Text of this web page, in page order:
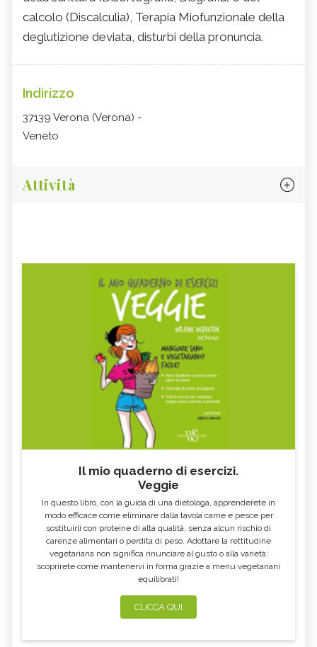
calcolo (Discalculia), Terapia Miofunzionale della
deglutizione deviata, disturbi della pronuncia.
Indirizzo
37139 Verona (Verona) -
Veneto
Attività
Il mio quaderno di esercizi.
Veggie
In questo libro, con la guida di una dietologa, apprenderete in
modo efficace come eliminare dalla tavola carne e pesce per
sostituirli con proteine di alta qualità, senza alcun rischio di
carenze alimentari o perdita di peso. Adottare la rettitudine
vegetariana non significa rinunciare al gusto o alla varietà:
scoprirete come mantenervi in forma grazie a menu vegetariani
equilibrati!
CLICCA QUI